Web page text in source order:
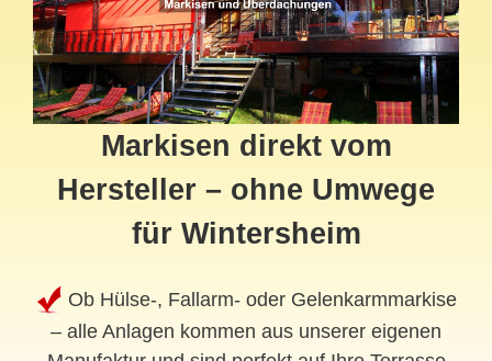
Markisen direkt vom
Hersteller – ohne Umwege
für Wintersheim
Ob Hülse-, Fallarm- oder Gelenkarmmarkise
– alle Anlagen kommen aus unserer eigenen